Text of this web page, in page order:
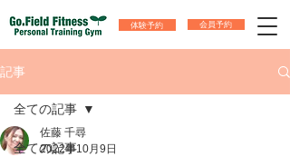
体験予約 会員予約
記事
全ての記事
全ての記事
佐藤 千尋
2022年10月9日